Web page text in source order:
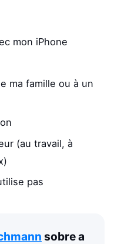
mon iPhone
ma famille ou à un
(au travail, à
pas
sobre a